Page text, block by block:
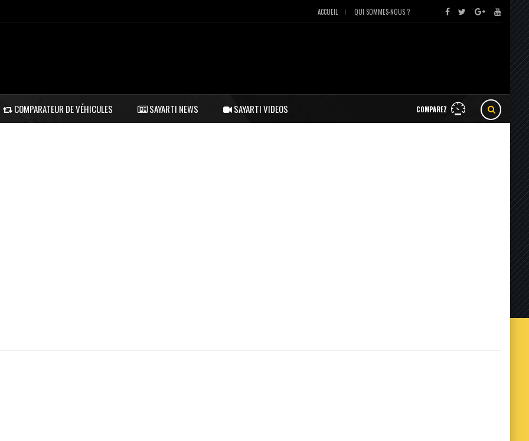
ACCUEIL QUI SOMMES-NOUS ?
COMPAREZ
COMPARATEUR DE VÉHICULES SAYARTI NEWS SAYARTI VIDEOS